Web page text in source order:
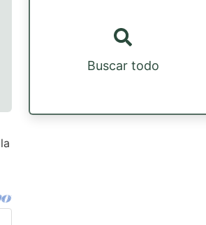
Buscar todo